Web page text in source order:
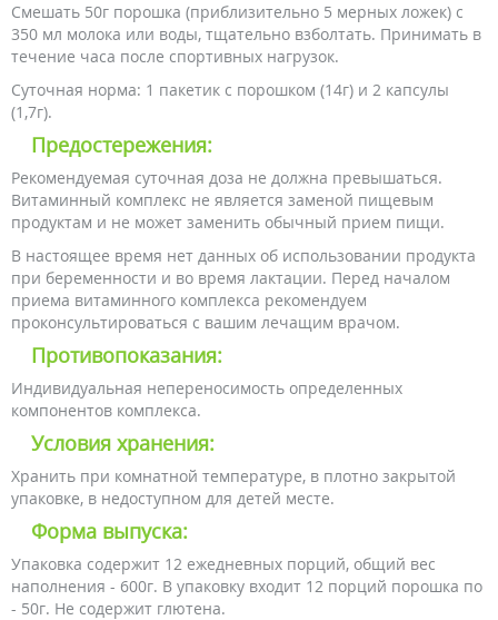
Смешать 50г порошка (приблизительно 5 мерных ложек) с
350 мл молока или воды, тщательно взболтать. Принимать в
течение часа после спортивных нагрузок.
Суточная норма: 1 пакетик с порошком (14г) и 2 капсулы
(1,7г).
Предостережения:
Рекомендуемая суточная доза не должна превышаться.
Витаминный комплекс не является заменой пищевым
продуктам и не может заменить обычный прием пищи.
В настоящее время нет данных об использовании продукта
при беременности и во время лактации. Перед началом
приема витаминного комплекса рекомендуем
проконсультироваться с вашим лечащим врачом.
Противопоказания:
Индивидуальная непереносимость определенных
компонентов комплекса.
Условия хранения:
Хранить при комнатной температуре, в плотно закрытой
упаковке, в недоступном для детей месте.
Форма выпуска:
Упаковка содержит 12 ежедневных порций, общий вес
наполнения - 600г. В упаковку входит 12 порций порошка по
- 50г. Не содержит глютена.